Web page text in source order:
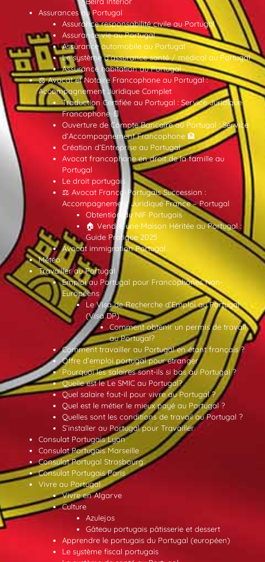
Assurances au Portugal
Assurance responsabilité civile au Portugal
Assurance vie au Portugal
Assurance automobile au Portugal
Le système d’assurance santé / médical au Portugal
Assurance habitation au Portugal
⚖️ Avocat et Notaire Francophone au Portugal :
Accompagnement Juridique Complet
Traduction Certifiée au Portugal : Service Juridique
Francophone 📄
Ouverture de Compte Bancaire au Portugal : Service
d’Accompagnement Francophone 🏦
Création d’Entreprise au Portugal
Avocat francophone en droit de la famille au
Portugal
Le droit portugais
⚖️ Avocat Franco-Portugais Succession :
Accompagnement Juridique France – Portugal
Obtention du NIF Portugais
🏠 Vendre une Maison Héritée au Portugal :
Guide Pratique 2025
Avocat immigration Portugal
Météo
Travailler au Portugal
Emploi au Portugal pour Francophones Non-
Européens
Le Visa de Recherche d’Emploi au Portugal
(Visa DP)
Comment obtenir un permis de travail
au Portugal?
Comment travailler au Portugal en étant français ?
Offre d’emploi portugal pour etranger
Pourquoi les salaires sont-ils si bas au Portugal ?
Quelle est le Le SMIC au Portugal?
Quel salaire faut-il pour vivre au Portugal ?
Quel est le métier le mieux payé au Portugal ?
Quelles sont les conditions de travail au Portugal ?
S’installer au Portugal pour Travailler
Consulat Portugais Lyon
Consulat Portugais Marseille
Consulat Portugal Strasbourg
Consulat Portugais Paris
Vivre au Portugal
Vivre en Algarve
Culture
Azulejos
Gâteau portugais pâtisserie et dessert
Apprendre le portugais du Portugal (européen)
Le système fiscal portugais